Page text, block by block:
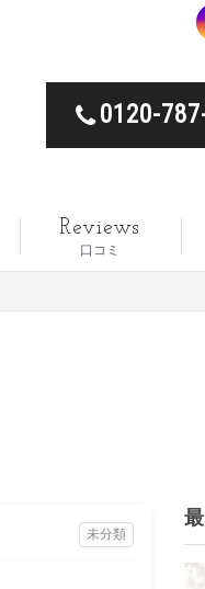
0120-
口コミ
Reviews
未分類